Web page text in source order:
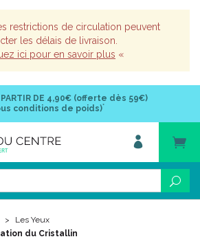
restrictions de circulation peuvent
les délais de livraison.
ici pour en savoir plus «
DE 4,90€ (offerte dès 59€)
conditions de poids)*
Les Yeux
du Cristallin